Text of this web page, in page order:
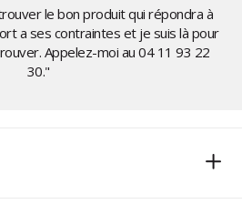
le bon produit qui répondra à
a ses contraintes et je suis là pour
Appelez-moi au04 11 93 22
30."